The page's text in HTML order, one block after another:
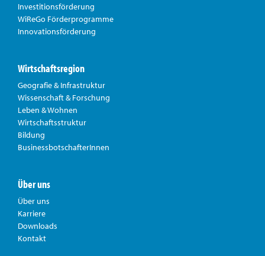
Investitionsförderung
WiReGo Förderprogramme
Innovationsförderung
Wirtschaftsregion
Geografie & Infrastruktur
Wissenschaft & Forschung
Leben & Wohnen
Wirtschaftsstruktur
Bildung
BusinessbotschafterInnen
Über uns
Über uns
Karriere
Downloads
Kontakt